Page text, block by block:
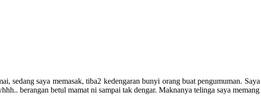
sedang saya memasak, tiba2 kedengaran bunyi orang buat pengumuman.
berangan betul mamat ni sampai tak dengar. Maknanya telinga saya